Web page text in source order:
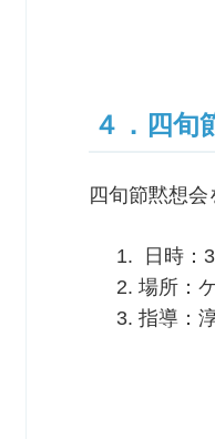
４．四旬
四旬節黙想会
日時：
場所：
指導：